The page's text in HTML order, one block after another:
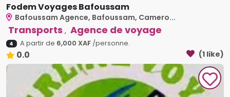
Fodem Voyages Bafoussam
Bafoussam Agence, Bafoussam, Camero...
Transports , Agence de voyage
4 A partir de 6,000 XAF/personne.
0.0 (1 like)